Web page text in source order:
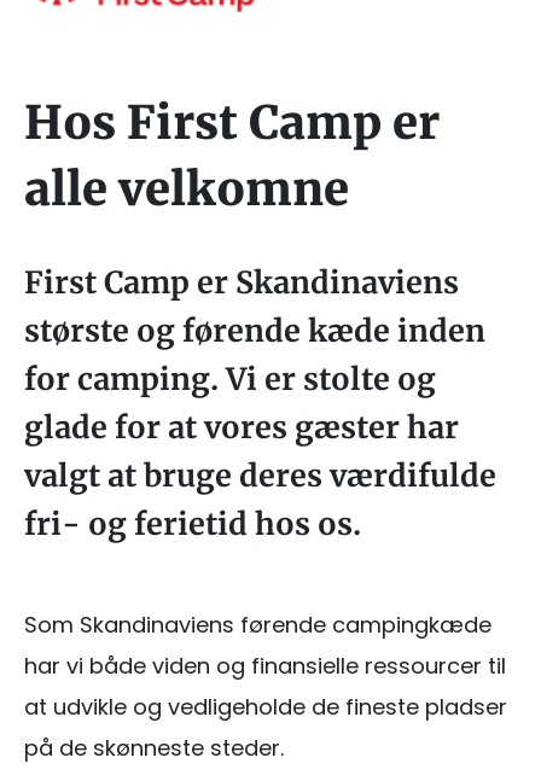
Hos First Camp er
alle velkomne
First Camp er Skandinaviens
største og førende kæde inden
for camping. Vi er stolte og
glade for at vores gæster har
valgt at bruge deres værdifulde
fri- og ferietid hos os.
Som Skandinaviens førende campingkæde
har vi både viden og finansielle ressourcer til
at udvikle og vedligeholde de fineste pladser
på de skønneste steder.